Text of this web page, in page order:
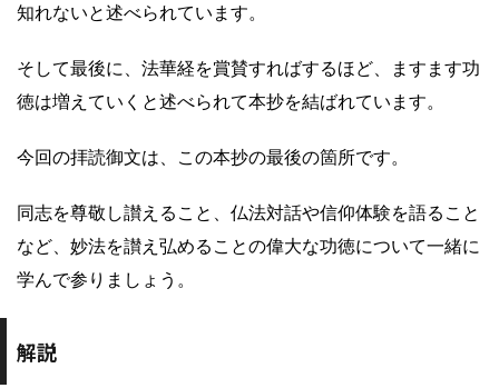
知れないと述べられています。
そして最後に、法華経を賞賛すればするほど、ますます功
徳は増えていくと述べられて本抄を結ばれています。
今回の拝読御文は、この本抄の最後の箇所です。
同志を尊敬し讃えること、仏法対話や信仰体験を語ること
など、妙法を讃え弘めることの偉大な功徳について一緒に
学んで参りましょう。
解説